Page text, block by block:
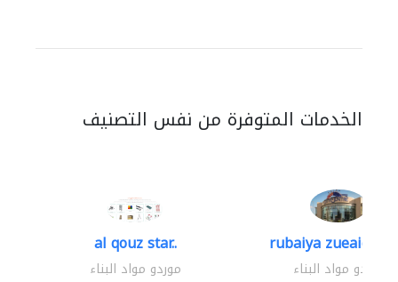
الخدمات المتوفرة من نفس التصنيف
al qouz star..
موردو مواد البناء
rubaiya zueaid
موردو مواد البناء